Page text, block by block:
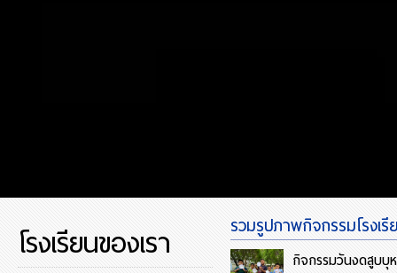
โรงเรียนของเรา รวมรูปภาพกิจกรรมโรงเ
กิจกรรมวันงดสูบบุ